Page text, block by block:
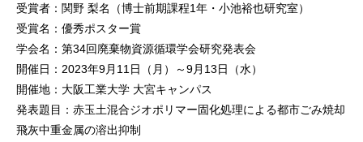
受賞者：関野 梨名（博士前期課程1年・小池裕也研究室）
受賞名：優秀ポスター賞
学会名：第34回廃棄物資源循環学会研究発表会
開催日：2023年9月11日（月）～9月13日（水）
開催地：大阪工業大学 大宮キャンパス
発表題目：赤玉土混合ジオポリマー固化処理による都市ごみ焼却
飛灰中重金属の溶出抑制